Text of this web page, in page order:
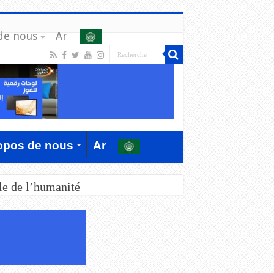
nous Ar
de nous Ar
de l’humanité